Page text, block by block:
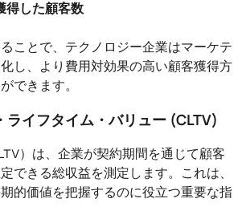
得した顧客数
ことで、テクノロジー企業はマーケテ
し、より費用対効果の高い顧客獲得方
できます。
ライフタイム・バリュー (CLTV)
）は、企業が契約期間を通じて顧客
できる総収益を測定します。これは、
的価値を把握するのに役立つ重要な指